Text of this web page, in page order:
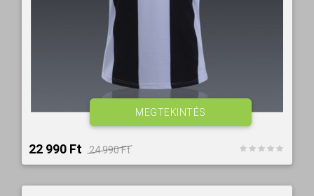
22 990 Ft‎ 24 990 Ft‎
MEGTEKINTÉS